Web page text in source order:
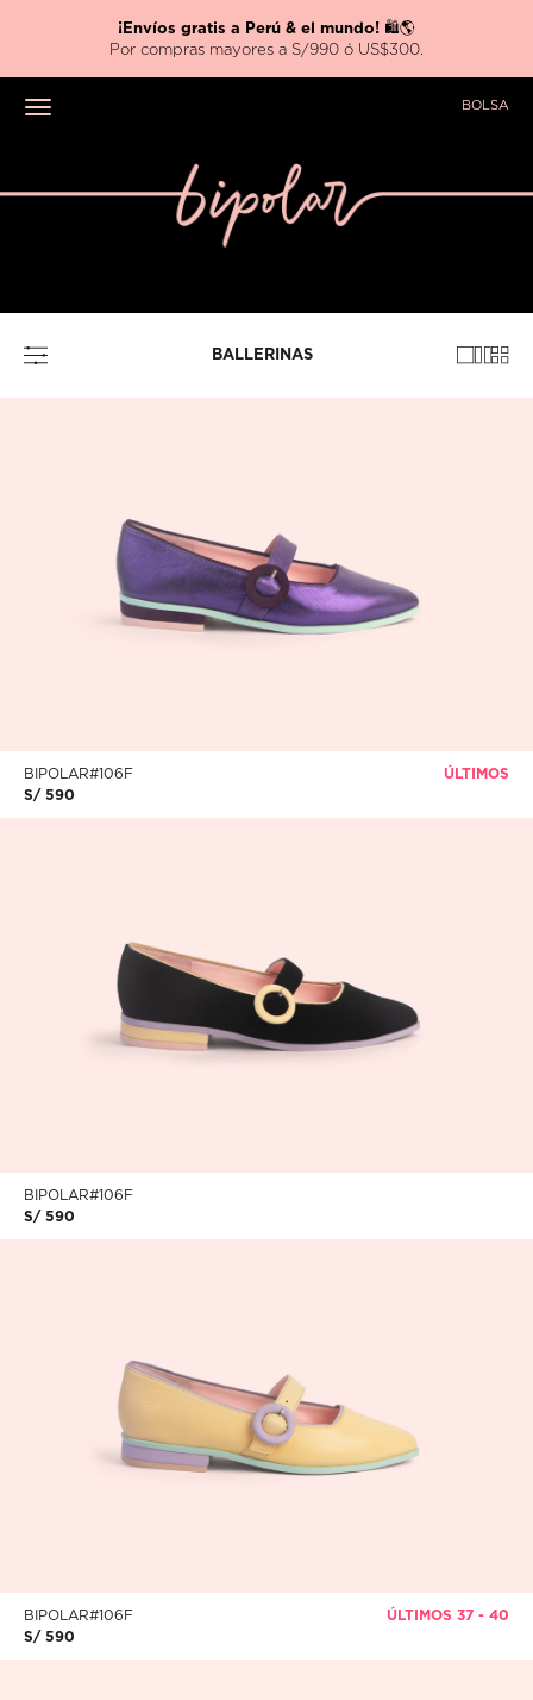
¡Envíos gratis a Perú & el mundo! 🛍️🌎
Por compras mayores a S/990 ó US$300.
Toggle navigation BOLSA
BALLERINAS
BIPOLAR#106F
S/ 590
ÚLTIMOS
BIPOLAR#106F
S/ 590
BIPOLAR#106F
S/ 590
ÚLTIMOS 37 - 40